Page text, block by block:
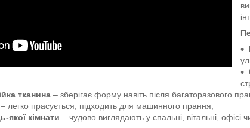
тканина – зберігає форму навіть після багаторазового
– легко прасується, підходить для машинного прання;
якої кімнати – чудово виглядають у спальні, вітальні, офісі